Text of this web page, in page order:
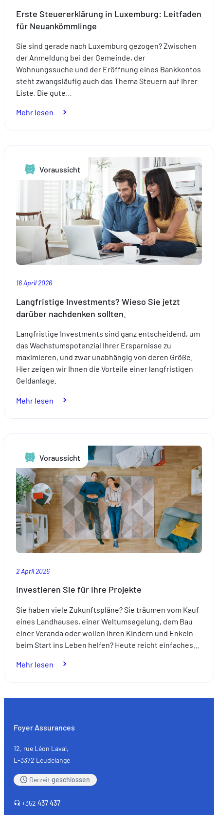
Erste Steuererklärung in Luxemburg: Leitfaden
für Neuankömmlinge
Sie sind gerade nach Luxemburg gezogen? Zwischen
der Anmeldung bei der Gemeinde, der
Wohnungssuche und der Eröffnung eines Bankkontos
steht zwangsläufig auch das Thema Steuern auf Ihrer
Liste. Die gute…
Mehr lesen
Luxemburg:
Leitfaden
Neuankömmlinge
Voraussicht
16 April 2026
Langfristige Investments? Wieso Sie jetzt
darüber nachdenken sollten.
Langfristige Investments sind ganz entscheidend, um
das Wachstumspotenzial Ihrer Ersparnisse zu
maximieren, und zwar unabhängig von deren Größe.
Hier zeigen wir Ihnen die Vorteile einer langfristigen
Geldanlage.
Mehr lesen
jetzt
darüber
nachdenken
sollten.
Voraussicht
2 April 2026
Investieren Sie für Ihre Projekte
Sie haben viele Zukunftspläne? Sie träumen vom Kauf
eines Landhauses, einer Weltumsegelung, dem Bau
einer Veranda oder wollen Ihren Kindern und Enkeln
beim Start ins Leben helfen? Heute reicht einfaches…
Mehr lesen
für
Foyer Assurances
12, rue Léon Laval,
L-3372 Leudelange
Derzeitgeschlossen
+352 437 437